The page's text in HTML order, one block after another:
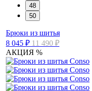
48
50
Брюки из шитья
8 045 ₽ 11 490 ₽
АКЦИЯ %